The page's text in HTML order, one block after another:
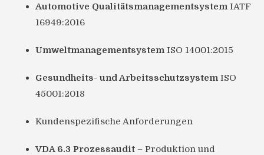
Automotive Qualitätsmanagementsystem IATF
16949:2016
Umweltmanagementsystem ISO 14001:2015
Gesundheits- und Arbeitsschutzsystem ISO
45001:2018
Kundenspezifische Anforderungen
VDA 6.3 Prozessaudit – Produktion und